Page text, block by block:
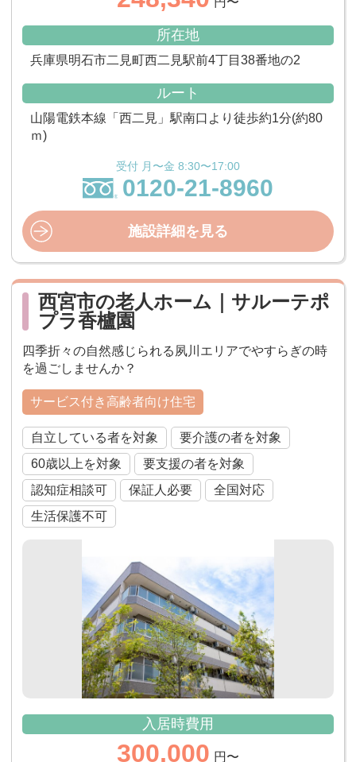
所在地
兵庫県明石市二見町西二見駅前4丁目38番地の2
ルート
山陽電鉄本線「西二見」駅南口より徒歩約1分(約80
ｍ)
受付 月〜金 8:30〜17:00
0120-21-8960
施設詳細を見る
西宮市の老人ホーム｜サルーテポ
プラ香櫨園
四季折々の自然感じられる夙川エリアでやすらぎの時
を過ごしませんか？
サービス付き高齢者向け住宅
自立している者を対象
要介護の者を対象
60歳以上を対象
要支援の者を対象
認知症相談可
保証人必要
全国対応
生活保護不可
入居時費用
300,000 円〜